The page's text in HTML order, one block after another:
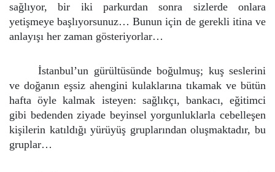
sağlıyor, bir iki parkurdan sonra sizlerde onlara
yetişmeye başlıyorsunuz… Bunun için de gerekli itina ve
anlayışı her zaman gösteriyorlar…
İstanbul’un gürültüsünde boğulmuş; kuş seslerini
ve doğanın eşsiz ahengini kulaklarına tıkamak ve bütün
hafta öyle kalmak isteyen: sağlıkçı, bankacı, eğitimci
gibi bedenden ziyade beyinsel yorgunluklarla cebelleşen
kişilerin katıldığı yürüyüş gruplarından oluşmaktadır, bu
gruplar…